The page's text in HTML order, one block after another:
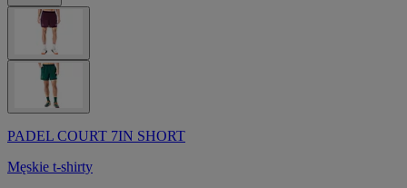
PADEL COURT 7IN SHORT
Męskie t-shirty